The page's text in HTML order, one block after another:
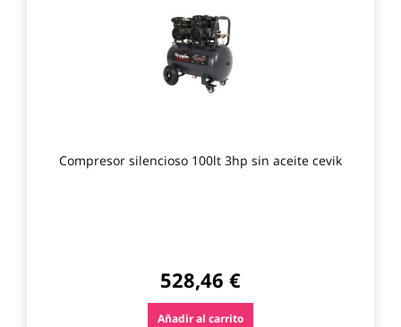
Compresor silencioso 100lt 3hp sin aceite cevik
528,46 €
Añadir al carrito